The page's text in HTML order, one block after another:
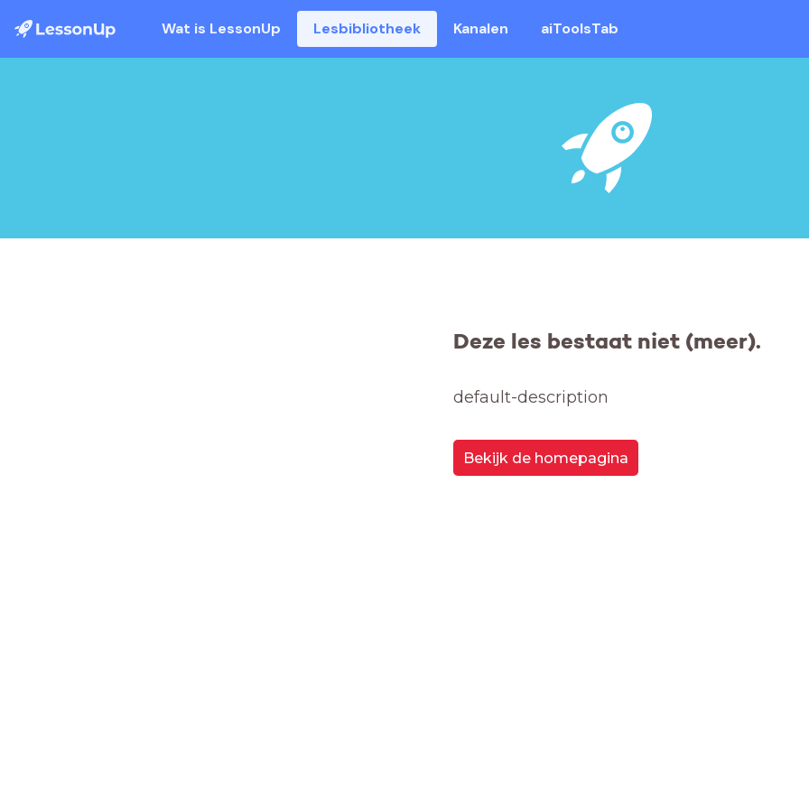
Wat is LessonUp Lesbibliotheek Kanalen aiToolsTab
Deze les bestaat niet (meer).
default-description
Bekijk de homepagina